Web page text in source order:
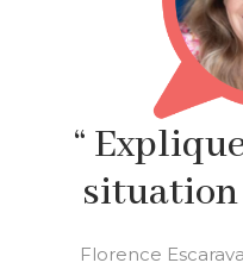
“
situation
Florence